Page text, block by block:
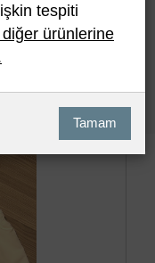
İncelenen
tespiti
ürünlerine
Tamam